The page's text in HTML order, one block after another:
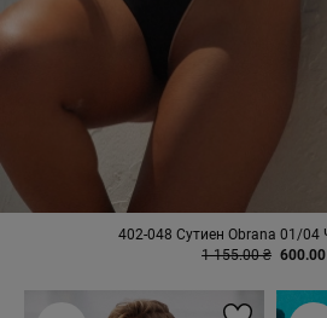
402-048 Сутиен Obrana 01/
1 155.00 ₴